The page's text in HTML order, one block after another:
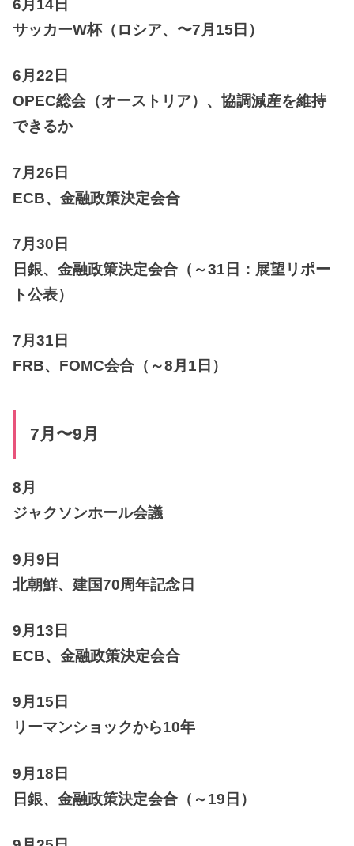
6月14日
サッカーW杯（ロシア、〜7月15日）
6月22日
OPEC総会（オーストリア）、協調減産を維持
できるか
7月26日
ECB、金融政策決定会合
7月30日
日銀、金融政策決定会合（～31日：展望リポー
ト公表）
7月31日
FRB、FOMC会合（～8月1日）
7月〜9月
8月
ジャクソンホール会議
9月9日
北朝鮮、建国70周年記念日
9月13日
ECB、金融政策決定会合
9月15日
リーマンショックから10年
9月18日
日銀、金融政策決定会合（～19日）